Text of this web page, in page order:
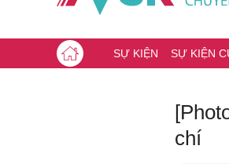
SỰ KIỆN SỰ KIỆN
chí